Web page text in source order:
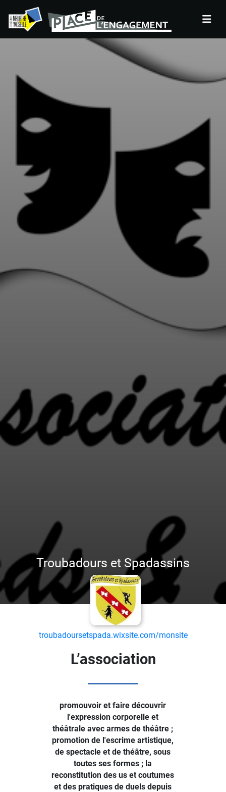
Troubadours et Spadassins
troubadoursetspada.wixsite.com/monsite
L’association
promouvoir et faire découvrir
l'expression corporelle et
théâtrale avec armes de théâtre ;
promotion de l'escrime artistique,
de spectacle et de théâtre, sous
toutes ses formes ; la
reconstitution des us et coutumes
et des pratiques de duels depuis
Panneau de gestion des cookies